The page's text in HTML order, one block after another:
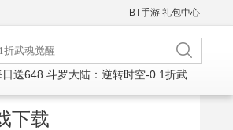
BT手游 礼包中心
送648 斗罗大陆：逆转时空-0.1折武魂觉醒
下载